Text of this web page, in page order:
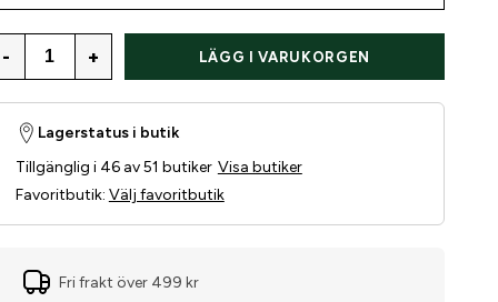
- + LÄGG I VARUKORGEN
Lagerstatus i butik
Tillgänglig i 46 av 51 butiker Visa butiker
Favoritbutik: Välj favoritbutik
Fri frakt över 499 kr